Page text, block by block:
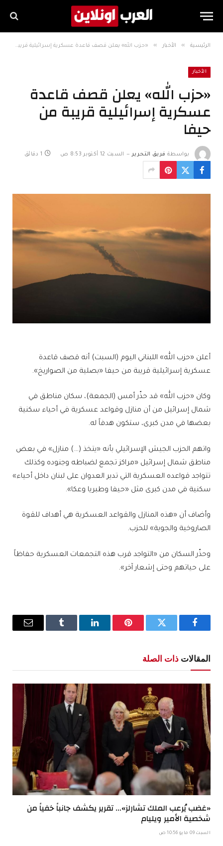
الرئيسية » الأخبار » «حزب الله» يعلن قصف قاعدة عسكرية إسرائيلية قريبة من حيفا
الأخبار
«حزب الله» يعلن قصف قاعدة
عسكرية إسرائيلية قريبة من
حيفا
بواسطة فريق التحرير السبت 12 أكتوبر 8:53 ص 1 دقائق
أعلن «حزب الله» اللبناني اليوم (السبت) أنه قصف قاعدة
عسكرية إسرائيلية قريبة من حيفا «بصلية من الصواريخ».
وكان «حزب الله» قد حذّر أمس (الجمعة)، سكان مناطق في
شمال إسرائيل من أن منازل وقواعد عسكرية في أحياء سكنية
بعضها في مدن كبرى، ستكون هدفاً له.
واتهم الحزب الجيش الإسرائيلي بأنه «يتخذ (…) منازل» في بعض
مناطق شمال إسرائيل «مراكز تجمع لضباطه وجنوده وكذلك
تتواجد قواعده العسكرية التي تدير العدوان على لبنان داخل أحياء»
سكنية في مدن كبرى مثل «حيفا وطبريا وعكا».
وأضاف أن «هذه المنازل والقواعد العسكرية هي أهداف للقوة
الصاروخية والجوية» للحزب.
وحذّر السكان من «التواجد قرب هذه التجمعات العسكرية حفاظاً
على حياتهم وحتى إشعار آخر».
فيسبوك تويتر بينتيريستلينكدإن Tumblr
البريد
المقالات ذات الصلة
«غضب يُرعب الملك تشارلز»… تقرير يكشف جانباً خفياً من
شخصية الأمير ويليام
السبت 09 مايو 10:56 ص